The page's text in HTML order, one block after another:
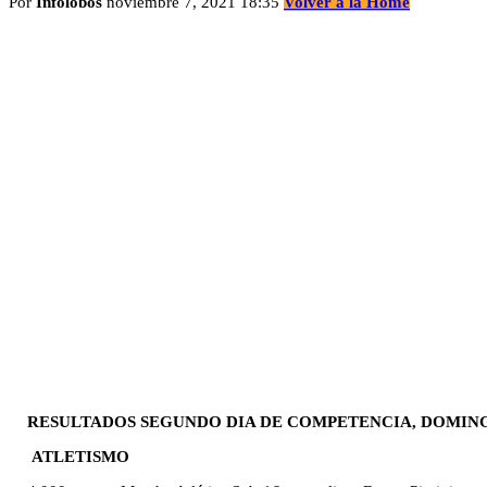
RESULTADOS SEGUNDO DIA DE COMPETENCIA,
ATLETISMO